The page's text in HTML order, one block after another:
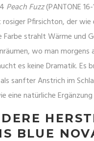
Peach Fuzz(PANTONE
Pfirsichton, der
Farbe strahlt Wärme und
wo man
es keine Dramatik.
sanfter Anstrich im
eine natürliche
BLUE